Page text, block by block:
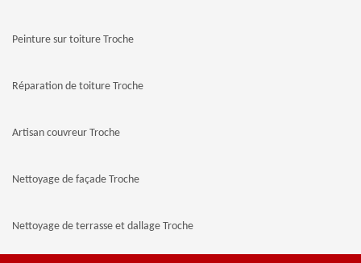
Peinture sur toiture Troche
Réparation de toiture Troche
Artisan couvreur Troche
Nettoyage de façade Troche
Nettoyage de terrasse et dallage Troche